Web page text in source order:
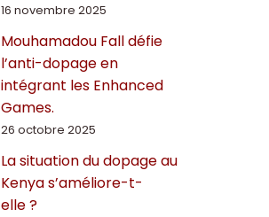
16 novembre 2025
Mouhamadou Fall défie
l’anti-dopage en
intégrant les Enhanced
Games.
26 octobre 2025
La situation du dopage au
Kenya s’améliore-t-
elle ?